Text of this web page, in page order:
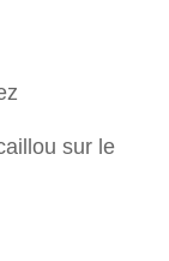
sur le